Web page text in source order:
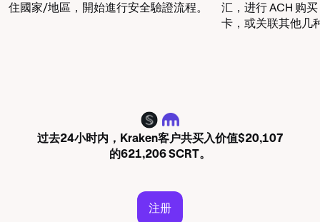
住國家/地區，開始進行安全驗證流程。
汇，进行 ACH 购
卡，或关联其他几
SCRT
过去24小时内，Kraken客户共买入价值$20,107
的621,206 SCRT。
注册